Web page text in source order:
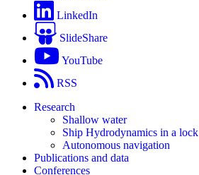
LinkedIn
SlideShare
YouTube
RSS
Research
Shallow water
Ship Hydrodynamics in a lock
Autonomous navigation
Publications and data
Conferences